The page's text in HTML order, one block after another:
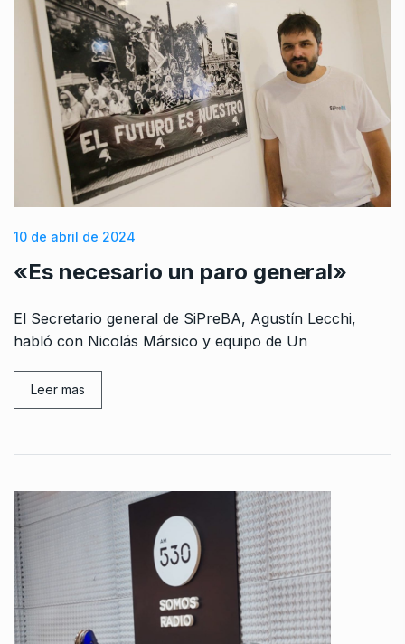
10 de abril de 2024
«Es necesario un paro general»
El Secretario general de SiPreBA, Agustín Lecchi,
habló con Nicolás Mársico y equipo de Un
Leer mas